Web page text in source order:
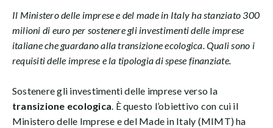
Il Ministero delle imprese e del made in Italy ha stanziato 300
milioni di euro per sostenere gli investimenti delle imprese
italiane che guardano alla transizione ecologica. Quali sono i
requisiti delle imprese e la tipologia di spese finanziate.
Sostenere gli investimenti delle imprese verso la
transizione ecologica. È questo l’obiettivo con cui il
Ministero delle Imprese e del Made in Italy (MIMT) ha